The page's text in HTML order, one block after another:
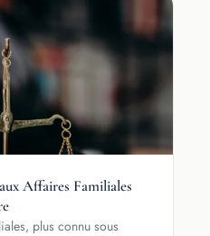
Affaires Familiales
plus connu sous